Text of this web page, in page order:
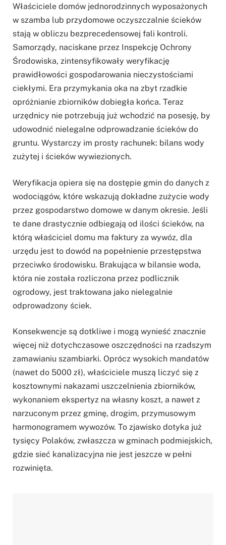
Właściciele domów jednorodzinnych wyposażonych
w szamba lub przydomowe oczyszczalnie ścieków
stają w obliczu bezprecedensowej fali kontroli.
Samorządy, naciskane przez Inspekcję Ochrony
Środowiska, zintensyfikowały weryfikację
prawidłowości gospodarowania nieczystościami
ciekłymi. Era przymykania oka na zbyt rzadkie
opróżnianie zbiorników dobiegła końca. Teraz
urzędnicy nie potrzebują już wchodzić na posesję, by
udowodnić nielegalne odprowadzanie ścieków do
gruntu. Wystarczy im prosty rachunek: bilans wody
zużytej i ścieków wywiezionych.
Weryfikacja opiera się na dostępie gmin do danych z
wodociągów, które wskazują dokładne zużycie wody
przez gospodarstwo domowe w danym okresie. Jeśli
te dane drastycznie odbiegają od ilości ścieków, na
którą właściciel domu ma faktury za wywóz, dla
urzędu jest to dowód na popełnienie przestępstwa
przeciwko środowisku. Brakująca w bilansie woda,
która nie została rozliczona przez podlicznik
ogrodowy, jest traktowana jako nielegalnie
odprowadzony ściek.
Konsekwencje są dotkliwe i mogą wynieść znacznie
więcej niż dotychczasowe oszczędności na rzadszym
zamawianiu szambiarki. Oprócz wysokich mandatów
(nawet do 5000 zł), właściciele muszą liczyć się z
kosztownymi nakazami uszczelnienia zbiorników,
wykonaniem ekspertyz na własny koszt, a nawet z
narzuconym przez gminę, drogim, przymusowym
harmonogramem wywozów. To zjawisko dotyka już
tysięcy Polaków, zwłaszcza w gminach podmiejskich,
gdzie sieć kanalizacyjna nie jest jeszcze w pełni
rozwinięta.